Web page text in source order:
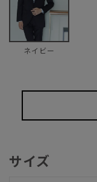
ネイビー
サイズ